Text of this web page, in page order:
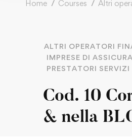
Home Courses Altri
ALTRI OPERATORI
IMPRESE DI
PRESTATORI
Cod. 10
& nella